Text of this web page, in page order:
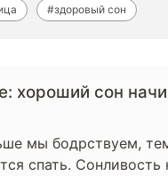
#здоровый сон
хороший сон
мы бодрствуем,
спать. Сонливость